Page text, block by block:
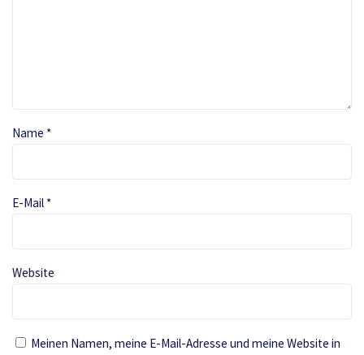
Name *
E-Mail *
Website
Meinen Namen, meine E-Mail-Adresse und meine Website in